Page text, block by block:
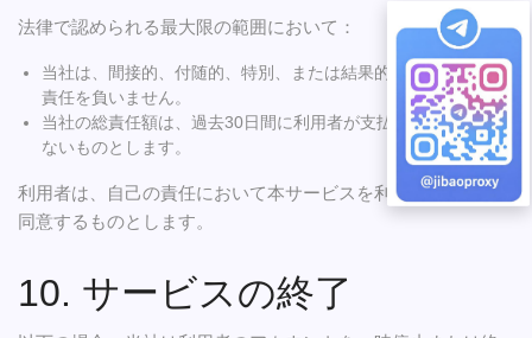
法律で認められる最大限の範囲において：
当社は、間接的、付随的、特別、または結果的な損害について
責任を負いません。
当社の総責任額は、過去30日間に利用者が支払った金額を超え
ないものとします。
利用者は、自己の責任において本サービスを利用することに
同意するものとします。
10. サービスの終了